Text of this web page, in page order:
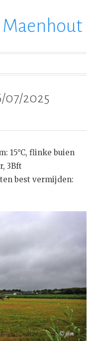
Maenhout
07/2025
15°C, flinke buien
3Bft
best vermijden: